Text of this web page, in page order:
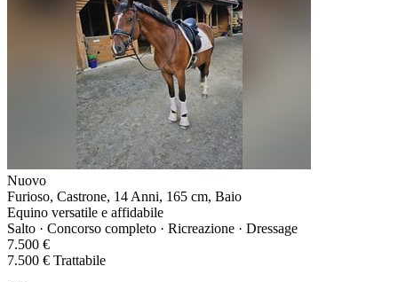
Nuovo
Furioso, Castrone, 14 Anni, 165 cm, Baio
Equino versatile e affidabile
Salto · Concorso completo · Ricreazione · Dressage
7.500 €
7.500 € Trattabile